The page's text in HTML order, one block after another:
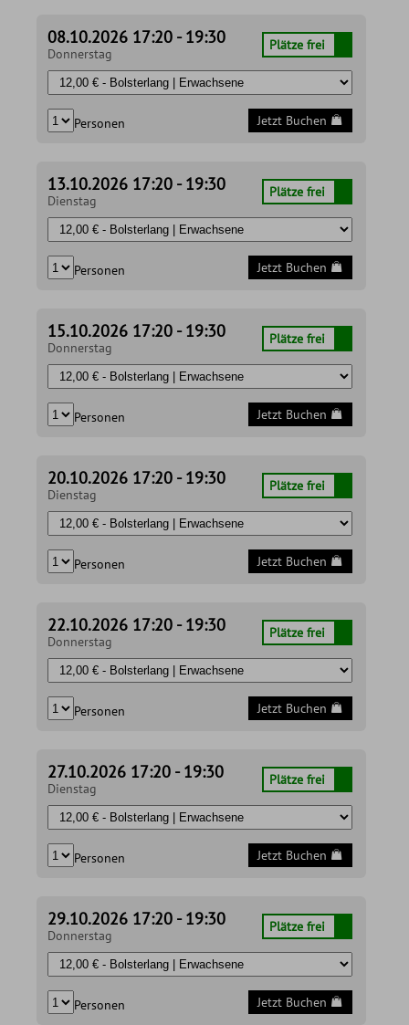
08.10.2026 17:20 - 19:30
Donnerstag
Plätze frei
Personen Jetzt Buchen
13.10.2026 17:20 - 19:30
Dienstag
Plätze frei
Personen Jetzt Buchen
15.10.2026 17:20 - 19:30
Donnerstag
Plätze frei
Personen Jetzt Buchen
20.10.2026 17:20 - 19:30
Dienstag
Plätze frei
Personen Jetzt Buchen
22.10.2026 17:20 - 19:30
Donnerstag
Plätze frei
Personen Jetzt Buchen
27.10.2026 17:20 - 19:30
Dienstag
Plätze frei
Personen Jetzt Buchen
29.10.2026 17:20 - 19:30
Donnerstag
Plätze frei
Personen Jetzt Buchen